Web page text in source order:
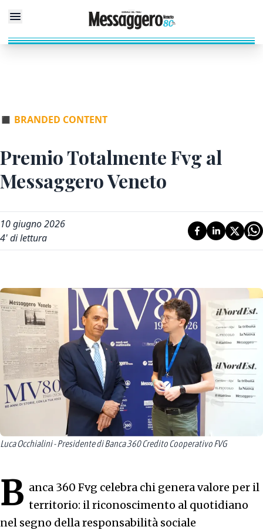
◼ BRANDED CONTENT
Premio Totalmente Fvg al
Messaggero Veneto
10 giugno 2026
4' di lettura
Luca Occhialini - Presidente di Banca 360 Credito Cooperativo FVG
B anca 360 Fvg celebra chi genera valore per il
territorio: il riconoscimento al quotidiano
nel segno della responsabilità sociale